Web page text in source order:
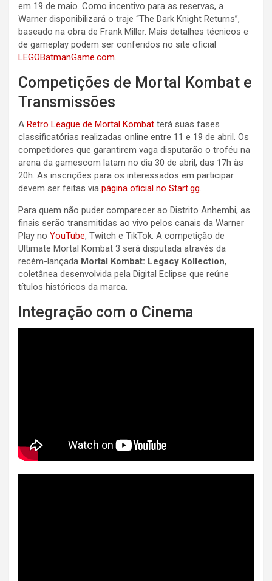
em 19 de maio. Como incentivo para as reservas, a
Warner disponibilizará o traje “The Dark Knight Returns”,
baseado na obra de Frank Miller. Mais detalhes técnicos e
de gameplay podem ser conferidos no site oficial
LEGOBatmanGame.com.
Competições de Mortal Kombat e
Transmissões
A Retro League de Mortal Kombat terá suas fases
classificatórias realizadas online entre 11 e 19 de abril. Os
competidores que garantirem vaga disputarão o troféu na
arena da gamescom latam no dia 30 de abril, das 17h às
20h. As inscrições para os interessados em participar
devem ser feitas via página oficial no Start.gg.
Para quem não puder comparecer ao Distrito Anhembi, as
finais serão transmitidas ao vivo pelos canais da Warner
Play no YouTube, Twitch e TikTok. A competição de
Ultimate Mortal Kombat 3 será disputada através da
recém-lançada Mortal Kombat: Legacy Kollection,
coletânea desenvolvida pela Digital Eclipse que reúne
títulos históricos da marca.
Integração com o Cinema